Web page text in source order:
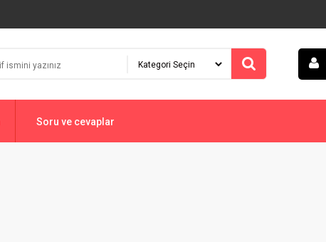
Soru ve cevaplar